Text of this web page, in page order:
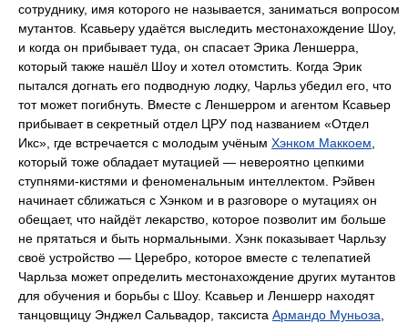
сотруднику, имя которого не называется, заниматься вопросом
мутантов. Ксавьеру удаётся выследить местонахождение Шоу,
и когда он прибывает туда, он спасает Эрика Леншерра,
который также нашёл Шоу и хотел отомстить. Когда Эрик
пытался догнать его подводную лодку, Чарльз убедил его, что
тот может погибнуть. Вместе с Леншерром и агентом Ксавьер
прибывает в секретный отдел ЦРУ под названием «Отдел
Икс», где встречается с молодым учёным Хэнком Маккоем
который тоже обладает мутацией — невероятно цепкими
ступнями-кистями и феноменальным интеллектом. Рэйвен
начинает сближаться с Хэнком и в разговоре о мутациях он
обещает, что найдёт лекарство, которое позволит им больше
не прятаться и быть нормальными. Хэнк показывает Чарльзу
своё устройство — Церебро, которое вместе с телепатией
Чарльза может определить местонахождение других мутантов
для обучения и борьбы с Шоу. Ксавьер и Леншерр находят
танцовщицу Энджел Сальвадор, таксиста Армандо Муньоза